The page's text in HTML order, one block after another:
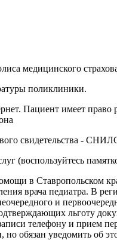
медицинского
поликлиники.
Пациент имеет право
свидетельства -
(воспользуйтесь
в Ставропольском
врача педиатра. В
и
льготу
телефону и прием
обязан уведомить об